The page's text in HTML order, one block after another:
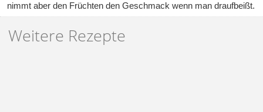
nimmt aber den Früchten den Geschmack wenn man draufbeißt.
Weitere Rezepte